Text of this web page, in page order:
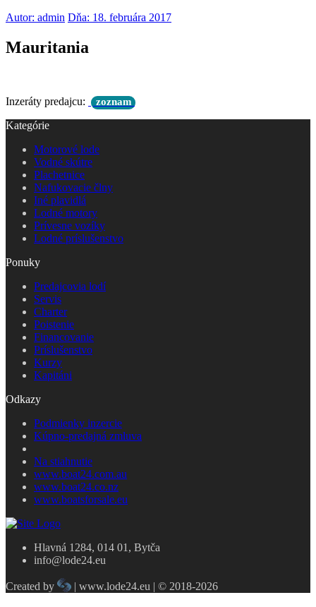
Autor: admin Dňa: 18. februára 2017
Mauritania
Inzeráty predajcu: zoznam
Kategórie
Motorové lode
Vodné skútre
Plachetnice
Nafukovacie člny
Iné plavidlá
Lodné motory
Prívesne vozíky
Lodné príslušenstvo
Ponuky
Predajcovia lodí
Servis
Charter
Poistenie
Financovanie
Príslušenstvo
Kurzy
Kapitáni
Odkazy
Podmienky inzercie
Kúpno-predajná zmluva
Na stiahnutie
www.boat24.com.au
www.boat24.co.nz
www.boatsforsale.eu
Hlavná 1284, 014 01, Bytča
info@lode24.eu
Created by | www.lode24.eu | © 2018-2026